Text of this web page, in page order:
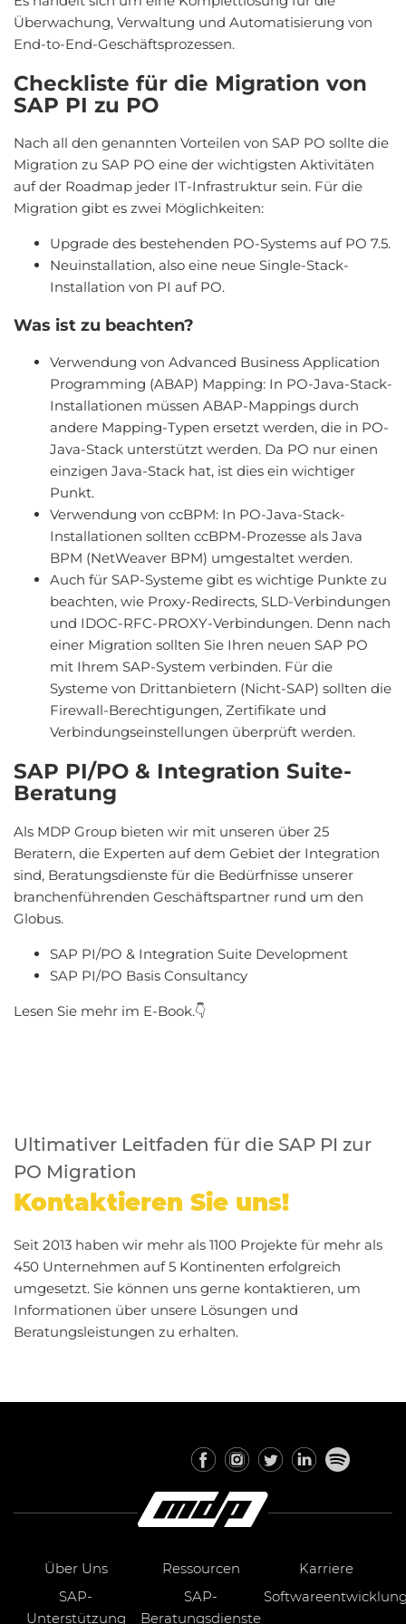
Überwachung, Verwaltung und Automatisierung von
End-to-End-Geschäftsprozessen.
Checkliste für die Migration von
SAP PI zu PO
Nach all den genannten Vorteilen von SAP PO sollte die
Migration zu SAP PO eine der wichtigsten Aktivitäten
auf der Roadmap jeder IT-Infrastruktur sein. Für die
Migration gibt es zwei Möglichkeiten:
Upgrade des bestehenden PO-Systems auf PO 7.5.
Neuinstallation, also eine neue Single-Stack-
Installation von PI auf PO.
Was ist zu beachten?
Verwendung von Advanced Business Application
Programming (ABAP) Mapping: In PO-Java-Stack-
Installationen müssen ABAP-Mappings durch
andere Mapping-Typen ersetzt werden, die in PO-
Java-Stack unterstützt werden. Da PO nur einen
einzigen Java-Stack hat, ist dies ein wichtiger
Punkt.
Verwendung von ccBPM: In PO-Java-Stack-
Installationen sollten ccBPM-Prozesse als Java
BPM (NetWeaver BPM) umgestaltet werden.
Auch für SAP-Systeme gibt es wichtige Punkte zu
beachten, wie Proxy-Redirects, SLD-Verbindungen
und IDOC-RFC-PROXY-Verbindungen. Denn nach
einer Migration sollten Sie Ihren neuen SAP PO
mit Ihrem SAP-System verbinden. Für die
Systeme von Drittanbietern (Nicht-SAP) sollten die
Firewall-Berechtigungen, Zertifikate und
Verbindungseinstellungen überprüft werden.
SAP PI/PO & Integration Suite-
Beratung
Als MDP Group bieten wir mit unseren über 25
Beratern, die Experten auf dem Gebiet der Integration
sind, Beratungsdienste für die Bedürfnisse unserer
branchenführenden Geschäftspartner rund um den
Globus.
SAP PI/PO & Integration Suite Development
SAP PI/PO Basis Consultancy
Lesen Sie mehr im E-Book.👇
Ultimativer Leitfaden für die SAP PI zur
PO Migration
Kontaktieren Sie uns!
Seit 2013 haben wir mehr als 1100 Projekte für mehr als
450 Unternehmen auf 5 Kontinenten erfolgreich
umgesetzt. Sie können uns gerne kontaktieren, um
Informationen über unsere Lösungen und
Beratungsleistungen zu erhalten.
Über Uns Ressourcen
Karriere
SAP-
Unterstützung
SAP-
Beratungsdienste